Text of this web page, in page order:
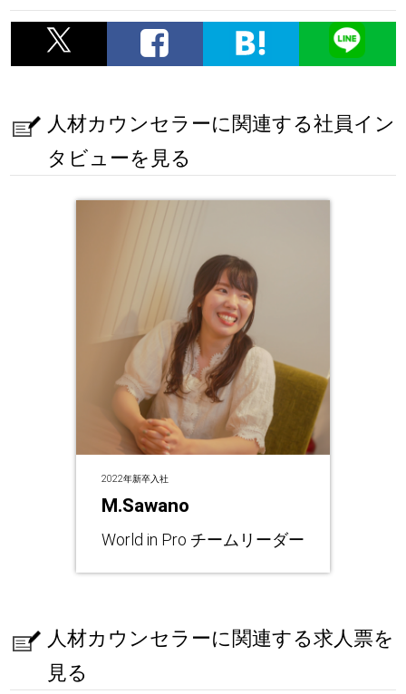
人材カウンセラーに関連する社員イン
タビューを見る
2022年新卒入社
M.Sawano
World in Pro チームリーダー
人材カウンセラーに関連する求人票を
見る